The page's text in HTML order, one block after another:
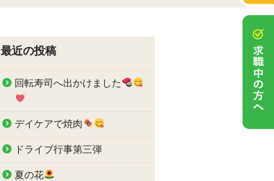
最近の投稿
回転寿司へ出かけました
デイケアで焼肉
ドライブ行事第三弾
夏の花